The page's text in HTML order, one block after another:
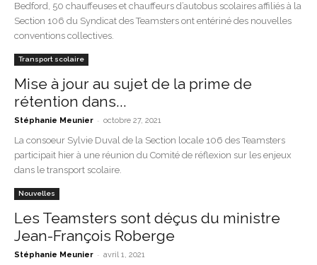
Bedford, 50 chauffeuses et chauffeurs d’autobus scolaires affiliés à la
Section 106 du Syndicat des Teamsters ont entériné des nouvelles
conventions collectives.
Transport scolaire
Mise à jour au sujet de la prime de
rétention dans...
Stéphanie Meunier - octobre 27, 2021
La consoeur Sylvie Duval de la Section locale 106 des Teamsters
participait hier à une réunion du Comité de réflexion sur les enjeux
dans le transport scolaire.
Nouvelles
Les Teamsters sont déçus du ministre
Jean-François Roberge
Stéphanie Meunier - avril 1, 2021